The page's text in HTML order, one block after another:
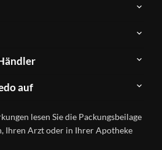
auf
lesen Sie die Packungsbeilage
Ihren Arzt oder in Ihrer Apotheke